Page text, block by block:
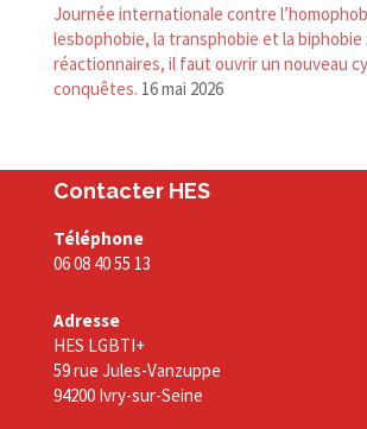
Journée internationale contre
lesbophobie, la transphobie et la biphobie
réactionnaires, il faut ouvrir un nouveau
conquêtes. 16 mai 2026
Contacter HES
Téléphone
06 08 40 55 13
Adresse
HES LGBTI+
59 rue Jules-Vanzuppe
94200 Ivry-sur-Seine